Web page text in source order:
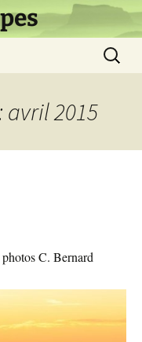
avril 2015
C. Bernard